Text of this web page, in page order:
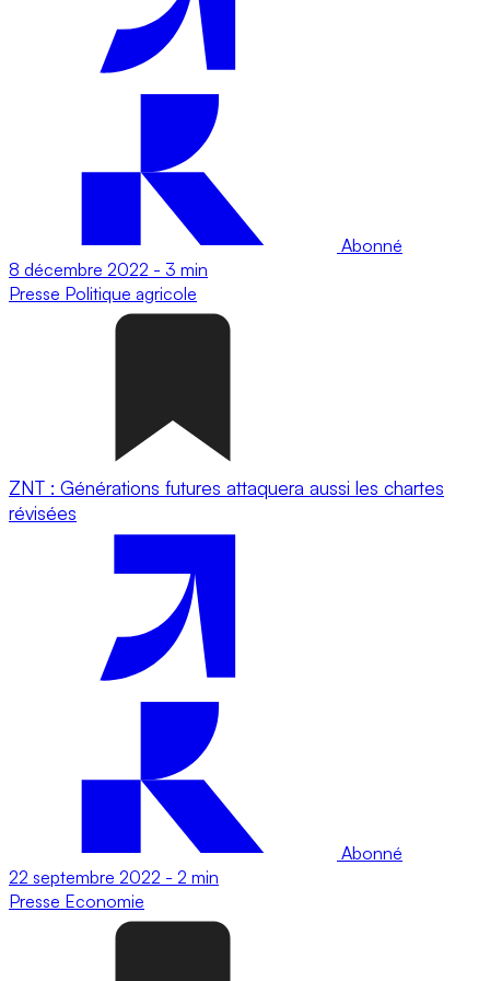
Abonné
8 décembre 2022 - 3 min
Presse Politique agricole
ZNT : Générations futures attaquera aussi les chartes
révisées
Abonné
22 septembre 2022 - 2 min
Presse Economie